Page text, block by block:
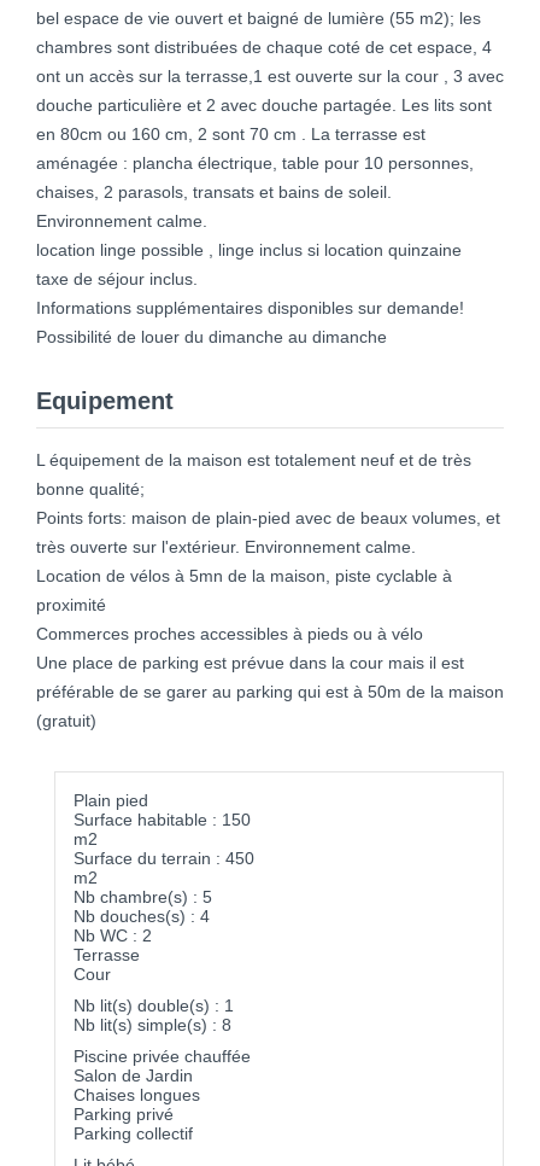
bel espace de vie ouvert et baigné de lumière (55 m2); les
chambres sont distribuées de chaque coté de cet espace, 4
ont un accès sur la terrasse,1 est ouverte sur la cour , 3 avec
douche particulière et 2 avec douche partagée. Les lits sont
en 80cm ou 160 cm, 2 sont 70 cm . La terrasse est
aménagée : plancha électrique, table pour 10 personnes,
chaises, 2 parasols, transats et bains de soleil.
Environnement calme.
location linge possible , linge inclus si location quinzaine
taxe de séjour inclus.
Informations supplémentaires disponibles sur demande!
Possibilité de louer du dimanche au dimanche
Equipement
L équipement de la maison est totalement neuf et de très
bonne qualité;
Points forts: maison de plain-pied avec de beaux volumes, et
très ouverte sur l'extérieur. Environnement calme.
Location de vélos à 5mn de la maison, piste cyclable à
proximité
Commerces proches accessibles à pieds ou à vélo
Une place de parking est prévue dans la cour mais il est
préférable de se garer au parking qui est à 50m de la maison
(gratuit)
Plain pied
Surface habitable : 150
m2
Surface du terrain : 450
m2
Nb chambre(s) : 5
Nb douches(s) : 4
Nb WC : 2
Terrasse
Cour
Nb lit(s) double(s) : 1
Nb lit(s) simple(s) : 8
Piscine privée chauffée
Salon de Jardin
Chaises longues
Parking privé
Parking collectif